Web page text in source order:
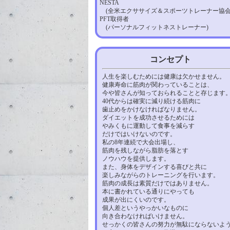
NESTA
(全米エクササイズ＆スポーツトレーナー協
PFT取得者
(パーソナルフィットネストレーナー)
コンセプト
人生を楽しむためには健康は欠かせません。
健康寿命に筋肉が関わっていることは、
今や皆さんが知っておられることと存じます。
40代からは確実に減り続ける筋肉に
歯止めをかけなければなりません。
ダイエットを成功させるためには
やみくもに運動して食事を減らす
だけではいけないのです。
私の8年連続で大会出場し、
筋肉を残しながら脂肪を落とす
ノウハウを提供します。
また、身体をデザインする喜びと共に
楽しみながらのトレーニングを行います。
筋肉の成長は素質だけではありません。
本に書かれている通りにやっても
成果が出にくいのです。
個人差というやっかいなものに
向き合わなければいけません。
せっかくの皆さんの努力が無駄にならないよ